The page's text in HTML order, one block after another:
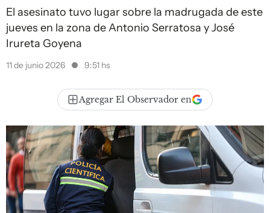
El asesinato tuvo lugar sobre la madrugada de este
jueves en la zona de Antonio Serratosa y José
Irureta Goyena
11 de junio 2026 9:51 hs
Agregar El Observador en